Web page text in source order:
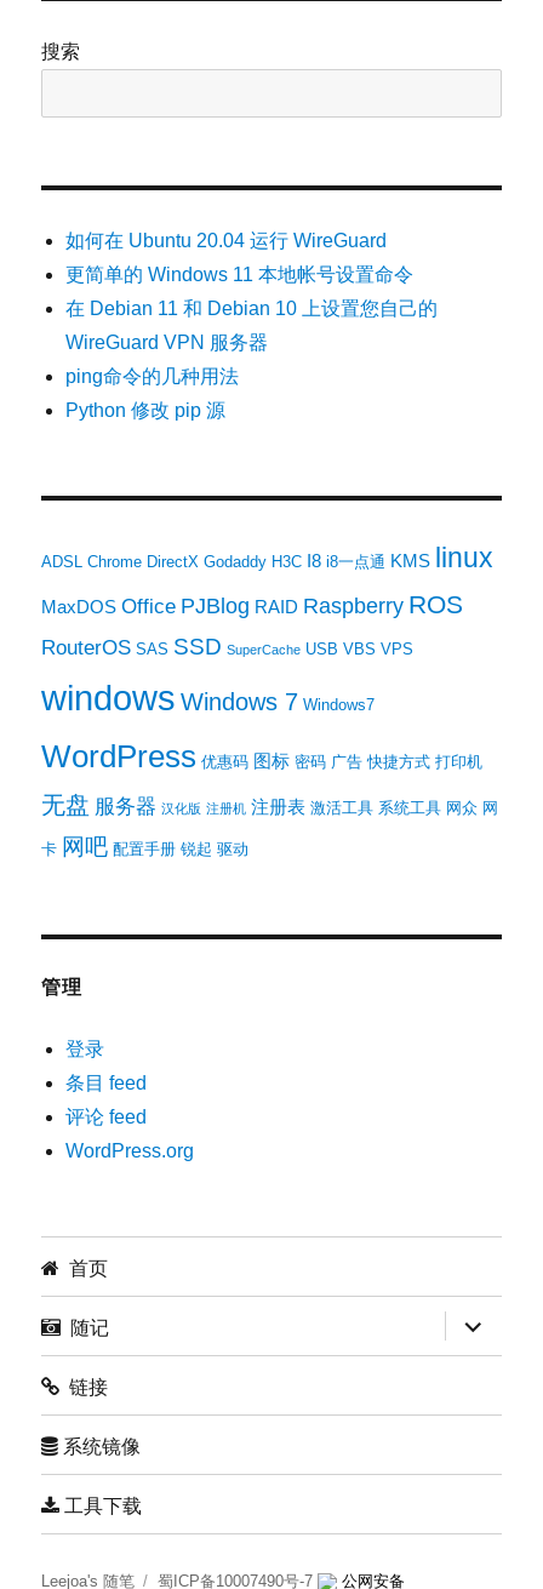
搜索
如何在 Ubuntu 20.04 运行 WireGuard
更简单的 Windows 11 本地帐号设置命令
在 Debian 11 和 Debian 10 上设置您自己的
WireGuard VPN 服务器
ping命令的几种用法
Python 修改 pip 源
ADSL Chrome DirectX Godaddy H3C I8 i8一点通 KMS linux
MaxDOS Office PJBlog RAID Raspberry ROS
RouterOS SAS SSD SuperCache USB VBS VPS
windows Windows 7 Windows7
WordPress 优惠码 图标 密码 广告 快捷方式 打印机
无盘 服务器 汉化版 注册机 注册表 激活工具 系统工具 网众 网
卡 网吧 配置手册 锐起 驱动
管理
登录
条目 feed
评论 feed
WordPress.org
首页
随记 展
开
子
链接
系统镜像
工具下载
Leejoa's 随笔 蜀ICP备10007490号-7 公网安备